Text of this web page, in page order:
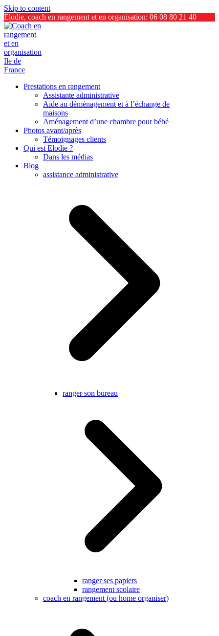
Skip to content
Elodie, coach en rangement et en organisation: 06 08 80 21 40
Prestations en rangement
Assistante administrative
Aide au déménagement et à l’échange de
maisons
Aménagement d’une chambre pour bébé
Photos avant/après
Témoignages clients
Qui est Elodie ?
Dans les médias
Blog
assistance administrative
ranger son bureau
ranger ses papiers
rangement scolaire
coach en rangement (ou home organiser)